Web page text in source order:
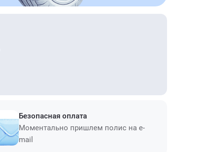
Безопасная оплата
Моментально пришлем полис на e-
mail